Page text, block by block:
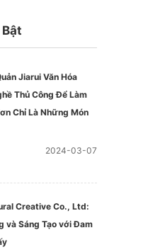
Jiarui Văn Hóa
Thủ Công Để Làm
Chỉ Là Những Món
2024-03-07
Creative Co., Ltd:
và Sáng Tạo với Đam